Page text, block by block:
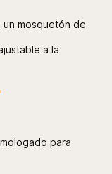
mosquetón de
a la
para